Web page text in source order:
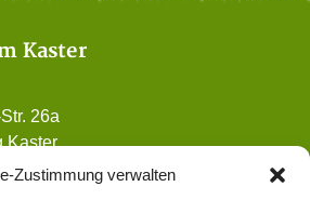
Zustimmung verwalten
Kaster
26a
Kaster